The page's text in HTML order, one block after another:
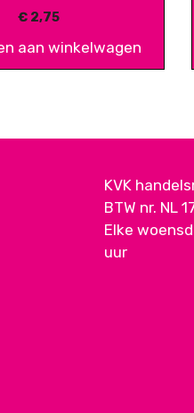
€2,75
aan winkelwagen
KVK
BTW nr. NL
Elke
uur